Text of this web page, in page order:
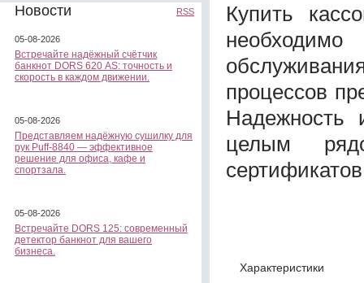
Новости RSS
05-08-2026
Встречайте надёжный счётчик
банкнот DORS 620 АS: точность и
скорость в каждом движении.
05-08-2026
Представляем надёжную сушилку для
рук Puff-8840 — эффективное
решение для офиса, кафе и
спортзала.
05-08-2026
Встречайте DORS 125: современный
детектор банкнот для вашего
бизнеса.
Купить
процессов
Надежность
целым
Характеристики